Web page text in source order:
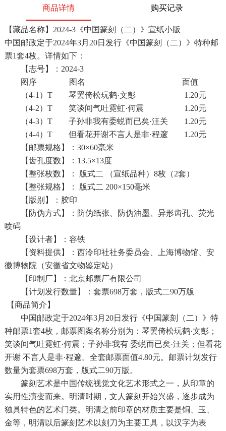
商品详情 购买记录
【藏品名称】 2024-3《中国篆刻（二）》宣纸小版
中国邮政定于2024年3月20日发行《中国篆刻（二）》特种邮
票1套4枚。详情如下：
【志号】：2024-3
图序 图名 面值
（4-1）T 琴罢倚松玩鹤·文彭 1.20元
（4-2）T 笑谈间气吐霓虹·何震 1.20元
（4-3）T 子孙非我有委蜕而已矣·汪关 1.20元
（4-4）T 但看花开谢不言人是非·程邃 1.20元
【邮票规格】：30×60毫米
【齿孔度数】：13.5×13度
【整张枚数】： 版式二 （宣纸品种）8枚（2套）
【整张规格】： 版式二 200×150毫米
【版别】：胶印
【防伪方式】：防伪纸张、防伪油墨、异形齿孔、荧光
喷码
【设计者】：容铁
【资料提供】：西泠印社社务委员会、上海博物馆、安
徽博物院（安徽省文物鉴定站）
【印制厂】：北京邮票厂有限公司
【计划发行数量】：套票698万套，版式二90万版
【商品简介】
中国邮政定于2024年3月20日发行《中国篆刻（二）》特
种邮票1套4枚，邮票图案名称分别为：琴罢倚松玩鹤·文彭；
笑谈间气吐霓虹·何震；子孙非我有 委蜕而已矣·汪关；但看花
开谢 不言人是非·程邃。全套邮票面值4.80元。邮票计划发行
数量为套票698万套，版式二90万版。
篆刻艺术是中国传统视觉文化艺术形式之一，从印章的
实用性演变而来。明清时期，文人篆刻开始兴盛，逐步成为
独具特色的艺术门类。明清之前印章的材质主要是铜、玉、
金等，明清以后篆刻艺术以刻刀为主要工具，以汉字为表